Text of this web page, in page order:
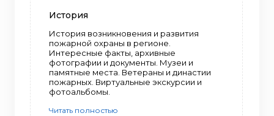
История
История возникновения и развития
пожарной охраны в регионе.
Интересные факты, архивные
фотографии и документы. Музеи и
памятные места. Ветераны и династии
пожарных. Виртуальные экскурсии и
фотоальбомы.
Читать полностью